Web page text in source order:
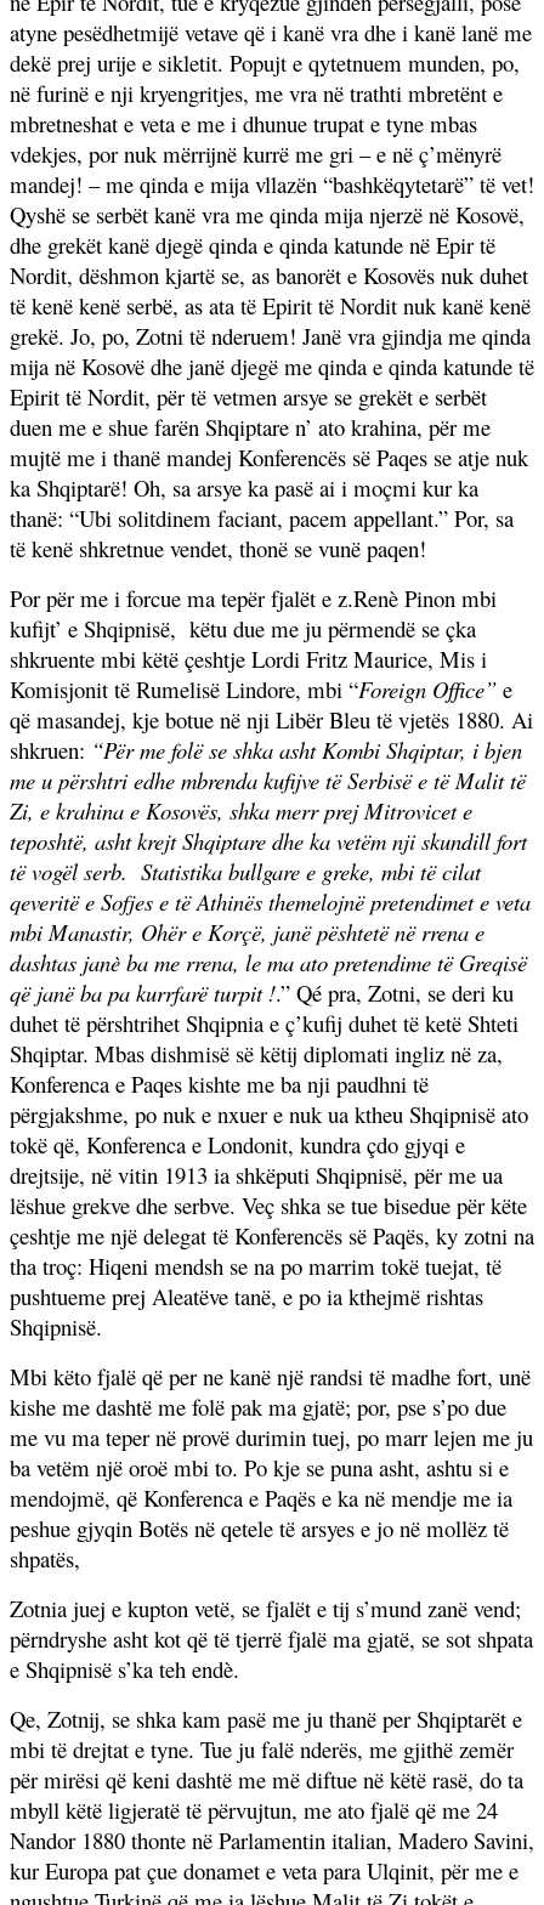
atyne pesëdhetmijë vetave që i kanë vra dhe i kanë lanë me
dekë prej urije e sikletit. Popujt e qytetnuem munden, po,
në furinë e nji kryengritjes, me vra në trathti mbretënt e
mbretneshat e veta e me i dhunue trupat e tyne mbas
vdekjes, por nuk mërrijnë kurrë me gri – e në ç’mënyrë
mandej! – me qinda e mija vllazën “bashkëqytetarë” të vet!
Qyshë se serbët kanë vra me qinda mija njerzë në Kosovë,
dhe grekët kanë djegë qinda e qinda katunde në Epir të
Nordit, dëshmon kjartë se, as banorët e Kosovës nuk duhet
të kenë kenë serbë, as ata të Epirit të Nordit nuk kanë kenë
grekë. Jo, po, Zotni të nderuem! Janë vra gjindja me qinda
mija në Kosovë dhe janë djegë me qinda e qinda katunde të
Epirit të Nordit, për të vetmen arsye se grekët e serbët
duen me e shue farën Shqiptare n’ ato krahina, për me
mujtë me i thanë mandej Konferencës së Paqes se atje nuk
ka Shqiptarë! Oh, sa arsye ka pasë ai i moçmi kur ka
thanë: “Ubi solitdinem faciant, pacem appellant.” Por, sa
të kenë shkretnue vendet, thonë se vunë paqen!
Por për me i forcue ma tepër fjalët e z.Renè Pinon mbi
kufijt’ e Shqipnisë, këtu due me ju përmendë se çka
shkruente mbi këtë çeshtje Lordi Fritz Maurice, Mis i
Komisjonit të Rumelisë Lindore, mbi “Foreign Office” e
që masandej, kje botue në nji Libër Bleu të vjetës 1880. Ai
shkruen: “Për me folë se shka asht Kombi Shqiptar, i bjen
me u përshtri edhe mbrenda kufijve të Serbisë e të Malit të
Zi, e krahina e Kosovës, shka merr prej Mitrovicet e
teposhtë, asht krejt Shqiptare dhe ka vetëm nji skundill fort
të vogël serb. Statistika bullgare e greke, mbi të cilat
qeveritë e Sofjes e të Athinës themelojnë pretendimet e veta
mbi Manastir, Ohër e Korçë, janë pështetë në rrena e
dashtas janè ba me rrena, le ma ato pretendime të Greqisë
që janë ba pa kurrfarë turpit !.” Qé pra, Zotni, se deri ku
duhet të përshtrihet Shqipnia e ç’kufij duhet të ketë Shteti
Shqiptar. Mbas dishmisë së këtij diplomati ingliz në za,
Konferenca e Paqes kishte me ba nji paudhni të
përgjakshme, po nuk e nxuer e nuk ua ktheu Shqipnisë ato
tokë që, Konferenca e Londonit, kundra çdo gjyqi e
drejtsije, në vitin 1913 ia shkëputi Shqipnisë, për me ua
lëshue grekve dhe serbve. Veç shka se tue bisedue për këte
çeshtje me një delegat të Konferencës së Paqës, ky zotni na
tha troç: Hiqeni mendsh se na po marrim tokë tuejat, të
pushtueme prej Aleatëve tanë, e po ia kthejmë rishtas
Shqipnisë.
Mbi këto fjalë që per ne kanë një randsi të madhe fort, unë
kishe me dashtë me folë pak ma gjatë; por, pse s’po due
me vu ma teper në provë durimin tuej, po marr lejen me ju
ba vetëm një oroë mbi to. Po kje se puna asht, ashtu si e
mendojmë, që Konferenca e Paqës e ka në mendje me ia
peshue gjyqin Botës në qetele të arsyes e jo në mollëz të
shpatës,
Zotnia juej e kupton vetë, se fjalët e tij s’mund zanë vend;
përndryshe asht kot që të tjerrë fjalë ma gjatë, se sot shpata
e Shqipnisë s’ka teh endè.
Qe, Zotnij, se shka kam pasë me ju thanë per Shqiptarët e
mbi të drejtat e tyne. Tue ju falë nderës, me gjithë zemër
për mirësi që keni dashtë me më diftue në këtë rasë, do ta
mbyll këtë ligjeratë të përvujtun, me ato fjalë që me 24
Nandor 1880 thonte në Parlamentin italian, Madero Savini,
kur Europa pat çue donamet e veta para Ulqinit, për me e